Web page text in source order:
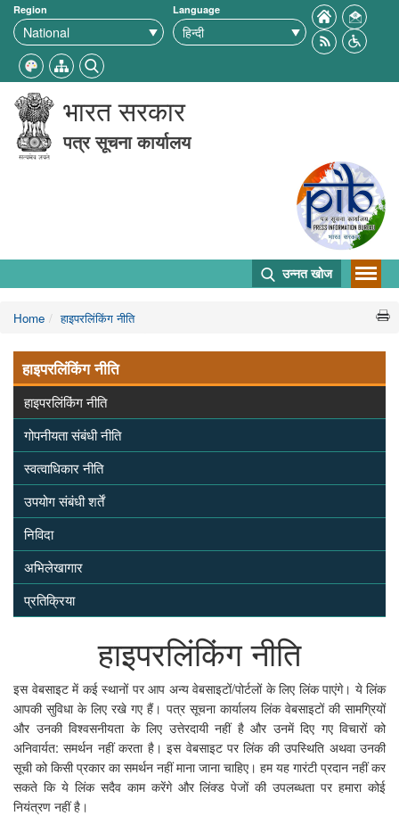
Region Language
भारत सरकार
पत्र सूचना कार्यालय
उन्नत खोज
Home हाइपरलिंकिंग नीति
हाइपरलिंकिंग नीति
हाइपरलिंकिंग नीति
गोपनीयता संबंधी नीति
स्वत्वाधिकार नीति
उपयोग संबंधी शर्तें
निविदा
अभिलेखागार
प्रतिक्रिया
हाइपरलिंकिंग नीति
इस वेबसाइट में कई स्थानों पर आप अन्य वेबसाइटों/पोर्टलों के लिए लिंक पाएंगे। ये लिंक
आपकी सुविधा के लिए रखे गए हैं। पत्र सूचना कार्यालय लिंक वेबसाइटों की सामग्रियों
और उनकी विश्वसनीयता के लिए उत्तेरदायी नहीं है और उनमें दिए गए विचारों को
अनिवार्यत: समर्थन नहीं करता है। इस वेबसाइट पर लिंक की उपस्थिति अथवा उनकी
सूची को किसी प्रकार का समर्थन नहीं माना जाना चाहिए। हम यह गारंटी प्रदान नहीं कर
सकते कि ये लिंक सदैव काम करेंगे और लिंक्ड पेजों की उपलब्धता पर हमारा कोई
नियंत्रण नहीं है।